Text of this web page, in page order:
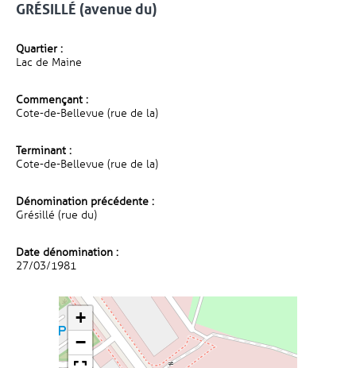
GRÉSILLÉ (avenue du)
Quartier :
Lac de Maine
Commençant :
Cote-de-Bellevue (rue de la)
Terminant :
Cote-de-Bellevue (rue de la)
Dénomination précédente :
Grésillé (rue du)
Date dénomination :
27/03/1981
+
−